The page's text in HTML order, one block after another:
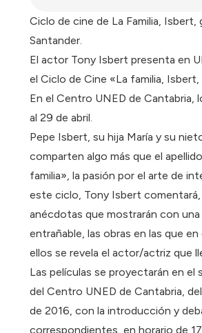
Ciclo de cine de La Familia, Isbert,
Santander.
El actor Tony Isbert presenta en
el Ciclo de Cine «La familia, Isbert,
En el Centro UNED de Cantabria,
al 29 de abril.
Pepe Isbert, su hija María y su
comparten algo más que el
familia», la pasión por el arte de
este ciclo, Tony Isbert
anécdotas que mostrarán con
entrañable, las obras en las que
ellos se revela el actor/actriz que
Las películas se proyectarán en el
del Centro UNED de Cantabria,
de 2016, con la introducción y
correspondientes, en horario de